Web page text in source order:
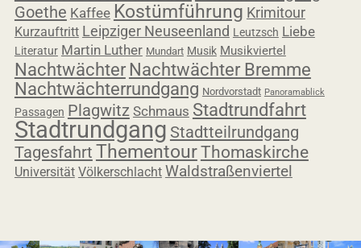
Goethe Kaffee Kostümführung Krimitour
Kurzauftritt Leipziger Neuseenland Leutzsch Liebe
Literatur Martin Luther Mundart Musik Musikviertel
NachtwächterNachtwächter Bremme
Nachtwächterrundgang Nordvorstadt Panoramablick
Passagen Plagwitz Schmaus Stadtrundfahrt
Stadtrundgang Stadtteilrundgang
Tagesfahrt ThementourThomaskirche
Universität Völkerschlacht Waldstraßenviertel